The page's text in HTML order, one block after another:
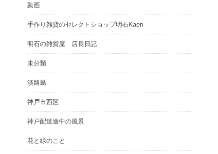
動画
手作り雑貨のセレクトショップ明石Kaen
明石の雑貨屋 店長日記
未分類
淡路島
神戸市西区
神戸配達途中の風景
花と緑のこと